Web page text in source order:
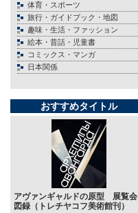
体育・スポーツ
旅行・ガイドブック・地図
趣味・生活・ファッション
絵本・昔話・児童書
コミックス・マンガ
日本関係
おすすめタイトル
アヴァンギャルドの原型 展覧会
図録（トレチヤコフ美術館刊）